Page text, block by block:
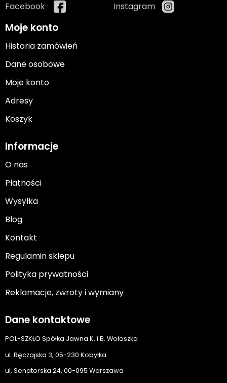
Facebook Instagram
Moje konto
Historia zamówień
Dane osobowe
Moje konto
Adresy
Koszyk
Informacje
O nas
Płatności
Wysyłka
Blog
Kontakt
Regulamin sklepu
Polityka prywatności
Reklamacje, zwroty i wymiany
Dane kontaktowe
POL-SZKŁO Spółka Jawna K. i B. Wołoszka
ul. Ręczajska 3, 05-230 Kobyłka
ul. Senatorska 24, 00-095 Warszawa